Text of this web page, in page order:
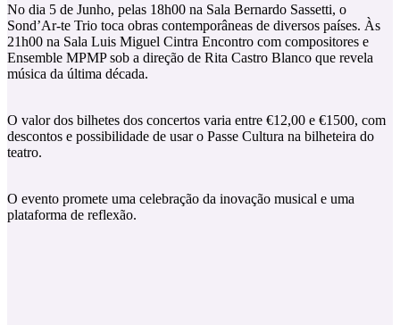
No dia 5 de Junho, pelas 18h00 na Sala Bernardo Sassetti, o
Sond’Ar-te Trio toca obras contemporâneas de diversos países. Às
21h00 na Sala Luis Miguel Cintra Encontro com compositores e
Ensemble MPMP sob a direção de Rita Castro Blanco que revela
música da última década.
O valor dos bilhetes dos concertos varia entre €12,00 e €1500, com
descontos e possibilidade de usar o Passe Cultura na bilheteira do
teatro.
O evento promete uma celebração da inovação musical e uma
plataforma de reflexão.